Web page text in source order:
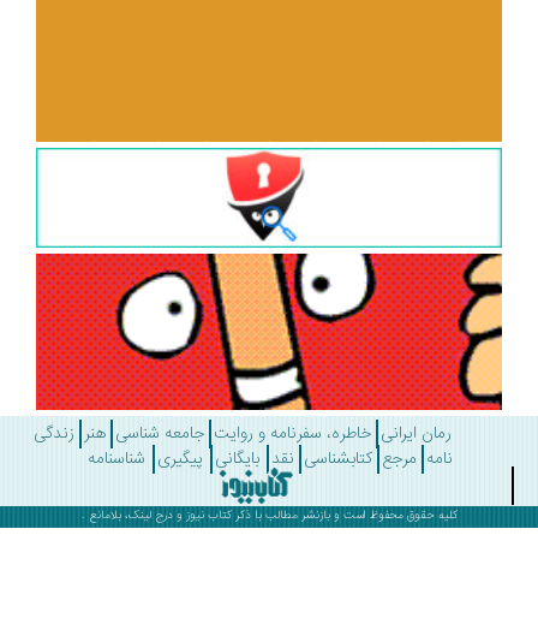
رمان ایرانی خاطره، سفرنامه و روایت جامعه شناسی هنر زندگی
مرجع کتابشناسی نقد بایگانی پیگیری شناسنامه
کلیه حقوق محفوظ است و بازنشر مطالب با ذکرکتاب نیوز و درج لینک، بلامانع .